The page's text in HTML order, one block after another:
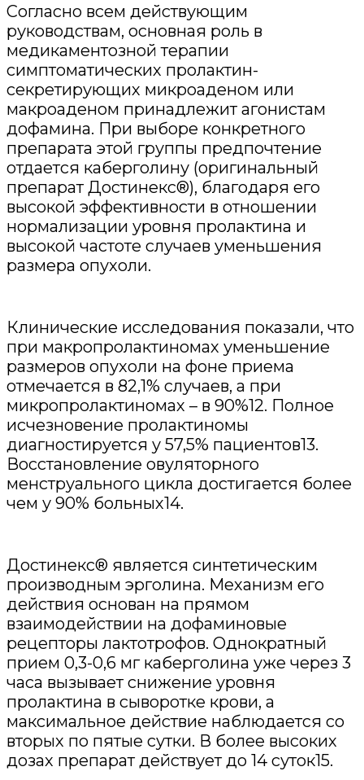
Согласно всем действующим
руководствам, основная роль в
медикаментозной терапии
симптоматических пролактин-
секретирующих микроаденом или
макроаденом принадлежит агонистам
дофамина. При выборе конкретного
препарата этой группы предпочтение
отдается каберголину (оригинальный
препарат Достинекс®), благодаря его
высокой эффективности в отношении
нормализации уровня пролактина и
высокой частоте случаев уменьшения
размера опухоли.
Клинические исследования показали, что
при макропролактиномах уменьшение
размеров опухоли на фоне приема
отмечается в 82,1% случаев, а при
микропролактиномах – в 90%12. Полное
исчезновение пролактиномы
диагностируется у 57,5% пациентов13.
Восстановление овуляторного
менструального цикла достигается более
чем у 90% больных14.
Достинекс® является синтетическим
производным эрголина. Механизм его
действия основан на прямом
взаимодействии на дофаминовые
рецепторы лактотрофов. Однократный
прием 0,3-0,6 мг каберголина уже через 3
часа вызывает снижение уровня
пролактина в сыворотке крови, а
максимальное действие наблюдается со
вторых по пятые сутки. В более высоких
дозах препарат действует до 14 суток15.